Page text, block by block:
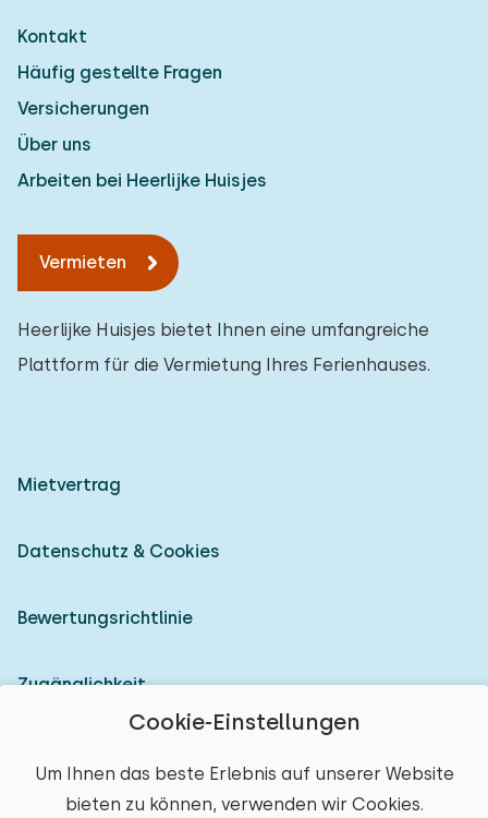
Cookie-Einstellungen
Um Ihnen das beste Erlebnis auf unserer Website
bieten zu können, verwenden wir Cookies.
Kontakt
Häufig gestellte Fragen
Versicherungen
Über uns
Arbeiten bei Heerlijke Huisjes
Vermieten
Heerlijke Huisjes bietet Ihnen eine umfangreiche
Plattform für die Vermietung Ihres Ferienhauses.
Mietvertrag
Datenschutz & Cookies
Bewertungsrichtlinie
Zugänglichkeit